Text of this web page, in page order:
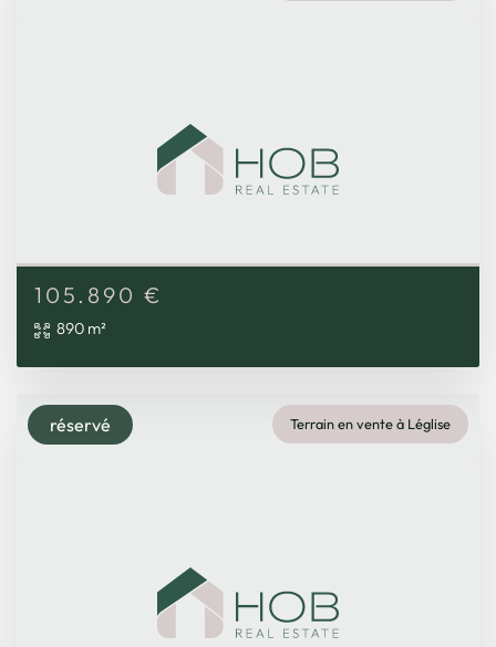
105.890 €
890 m²
réservé Terrain en vente à Léglise